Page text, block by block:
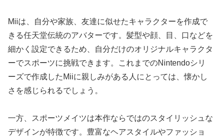
Miiは、自分や家族、友達に似せたキャラクターを作成で
きる任天堂伝統のアバターです。髪型や顔、目、口などを
細かく設定できるため、自分だけのオリジナルキャラクタ
ーでスポーツに挑戦できます。これまでのNintendoシリ
ーズで作成したMiiに親しみがある人にとっては、懐かし
さを感じられるでしょう。
一方、スポーツメイツは本作ならではのスタイリッシュな
デザインが特徴です。豊富なヘアスタイルやファッショ